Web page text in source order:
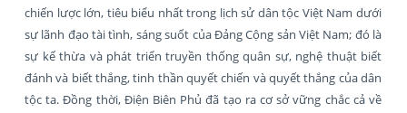
chiến lược lớn, tiêu biểu nhất trong lịch sử dân tộc Việt Nam dưới
sự lãnh đạo tài tình, sáng suốt của Đảng Cộng sản Việt Nam; đó là
sự kế thừa và phát triển truyền thống quân sự, nghệ thuật biết
đánh và biết thắng, tinh thần quyết chiến và quyết thắng của dân
tộc ta. Đồng thời, Điện Biên Phủ đã tạo ra cơ sở vững chắc cả về